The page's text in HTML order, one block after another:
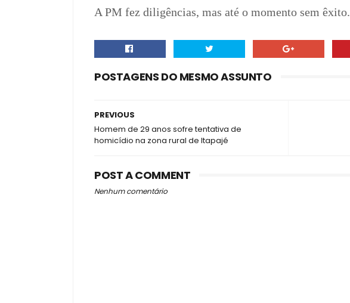
A PM fez diligências, mas até o momento sem êxito.
POSTAGENS DO MESMO ASSUNTO
PREVIOUS
Homem de 29 anos sofre tentativa de
homicídio na zona rural de Itapajé
POST A COMMENT
Nenhum comentário